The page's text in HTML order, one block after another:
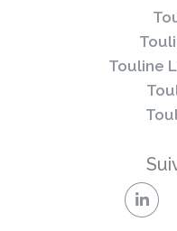
Touline